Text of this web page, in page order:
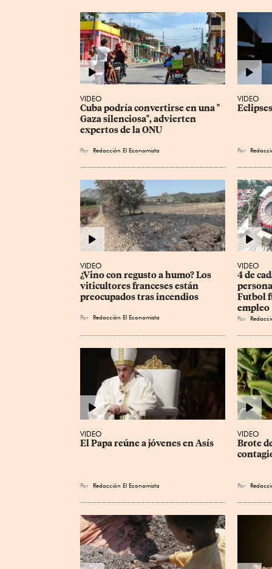
VIDEO
Cuba podría convertirse en una "
Gaza silenciosa", advierten
expertos de la ONU
Por Redacción El Economista
VIDEO
Por
VIDEO
¿Vino con regusto a humo? Los
viticultores franceses están
preocupados tras incendios
Por Redacción El Economista
VIDEO
4 de
Futbol
empleo
Por
VIDEO
El Papa reúne a jóvenes en Asís
Por Redacción El Economista
VIDEO
Brote
Por